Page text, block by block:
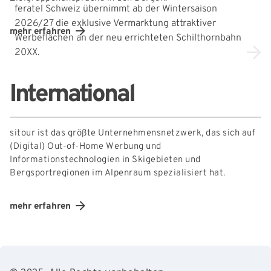
feratel Schweiz übernimmt ab der Wintersaison
2026/27 die exklusive Vermarktung attraktiver
Werbeflächen an der neu errichteten Schilthornbahn
20XX.
mehr erfahren
International
sitour ist das größte Unternehmensnetzwerk, das sich auf
(Digital) Out-of-Home Werbung und
Informationstechnologien in Skigebieten und
Bergsportregionen im Alpenraum spezialisiert hat.
mehr erfahren